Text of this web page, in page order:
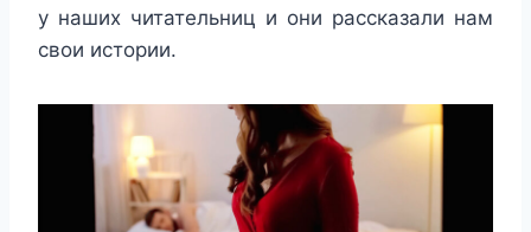
у наших читательниц и они рассказали нам
свои истории.